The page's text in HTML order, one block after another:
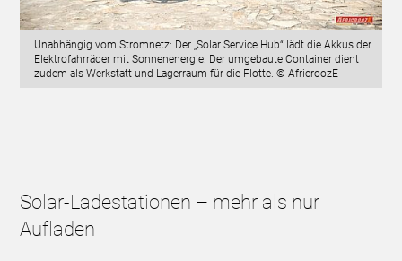
Unabhängig vom Stromnetz: Der „Solar Service Hub“ lädt die Akkus der
Elektrofahrräder mit Sonnenenergie. Der umgebaute Container dient
zudem als Werkstatt und Lagerraum für die Flotte. © AfricroozE
Solar-Ladestationen – mehr als nur
Aufladen